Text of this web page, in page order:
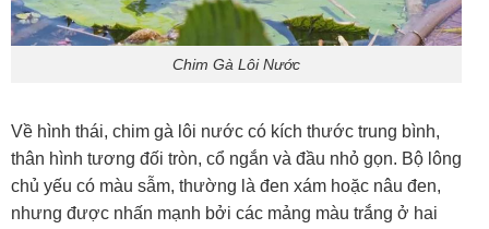
Chim Gà Lôi Nước
Về hình thái, chim gà lôi nước có kích thước trung bình,
thân hình tương đối tròn, cổ ngắn và đầu nhỏ gọn. Bộ lông
chủ yếu có màu sẫm, thường là đen xám hoặc nâu đen,
nhưng được nhấn mạnh bởi các mảng màu trắng ở hai